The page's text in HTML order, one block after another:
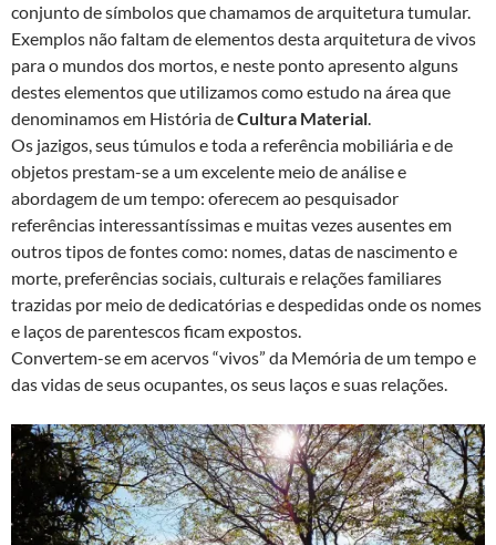
conjunto de símbolos que chamamos de arquitetura tumular.
Exemplos não faltam de elementos desta arquitetura de vivos
para o mundos dos mortos, e neste ponto apresento alguns
destes elementos que utilizamos como estudo na área que
denominamos em História deCultura Material.
Os jazigos, seus túmulos e toda a referência mobiliária e de
objetos prestam-se a um excelente meio de análise e
abordagem de um tempo: oferecem ao pesquisador
referências interessantíssimas e muitas vezes ausentes em
outros tipos de fontes como: nomes, datas de nascimento e
morte, preferências sociais, culturais e relações familiares
trazidas por meio de dedicatórias e despedidas onde os nomes
e laços de parentescos ficam expostos.
Convertem-se em acervos “vivos” da Memória de um tempo e
das vidas de seus ocupantes, os seus laços e suas relações.